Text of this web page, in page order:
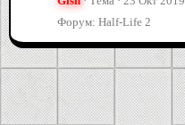
Форум: Half-Life 2